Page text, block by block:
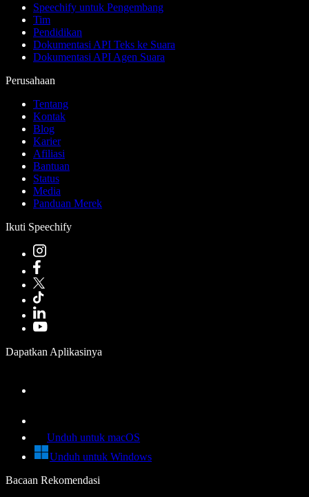
Speechify untuk Pengembang
Tim
Pendidikan
Dokumentasi API Teks ke Suara
Dokumentasi API Agen Suara
Perusahaan
Tentang
Kontak
Blog
Karier
Afiliasi
Bantuan
Status
Media
Panduan Merek
Ikuti Speechify
Dapatkan Aplikasinya
Unduh untuk macOS
Unduh untuk Windows
Bacaan Rekomendasi